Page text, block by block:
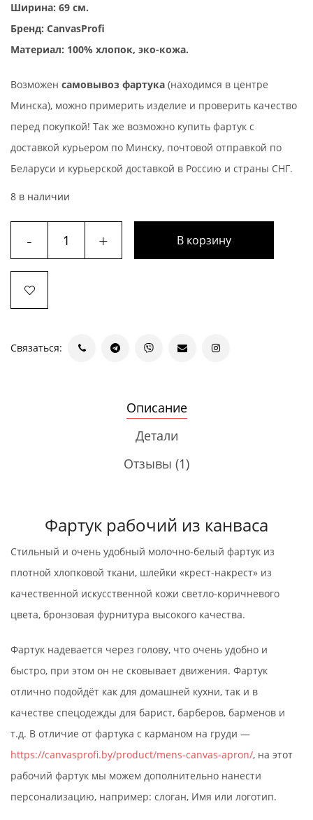
Ширина: 69 см.
Бренд: CanvasProfi
Материал: 100% хлопок, эко-кожа.
Возможен самовывоз фартука (находимся в центре
Минска), можно примерить изделие и проверить качество
перед покупкой! Так же возможно купить фартук с
доставкой курьером по Минску, почтовой отправкой по
Беларуси и курьерской доставкой в Россию и страны СНГ.
8 в наличии
- + В корзину
Связаться:
Описание
Детали
Отзывы (1)
Фартук рабочий из канваса
Стильный и очень удобный молочно-белый фартук из
плотной хлопковой ткани, шлейки «крест-накрест» из
качественной искусственной кожи светло-коричневого
цвета, бронзовая фурнитура высокого качества.
Фартук надевается через голову, что очень удобно и
быстро, при этом он не сковывает движения. Фартук
отлично подойдёт как для домашней кухни, так и в
качестве спецодежды для барист, барберов, барменов и
т.д. В отличие от фартука с карманом на груди —
https://canvasprofi.by/product/mens-canvas-apron/, на этот
рабочий фартук мы можем дополнительно нанести
персонализацию, например: слоган, Имя или логотип.